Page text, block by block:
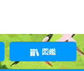
図鑑